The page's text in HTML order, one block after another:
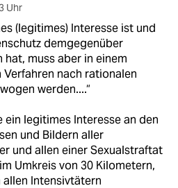
Uhr
(legitimes) Interesse ist und
demgegenüber
hat, muss aber in einem
nach rationalen
werden....“
ein legitimes Interesse an den
und Bildern aller
und allen einer Sexualstraftat
Umkreis von 30 Kilometern,
allen Intensivtätern